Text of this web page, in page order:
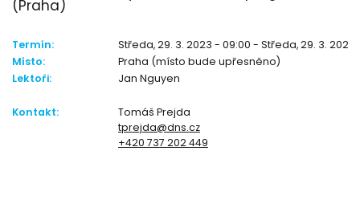
Termín: Středa, 29. 3. 2023 - 09:00 - Středa, 29. 3. 2023
Místo: Praha (místo bude upřesněno)
Lektoři: Jan Nguyen
Kontakt:
Tomáš Prejda
tprejda@dns.cz
+420 737 202 449